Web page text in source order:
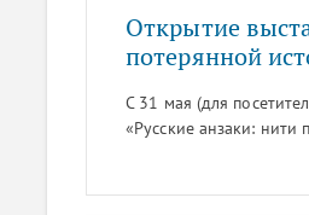
Открытие
потерянной
С 31 мая (для
«Русские анзаки: